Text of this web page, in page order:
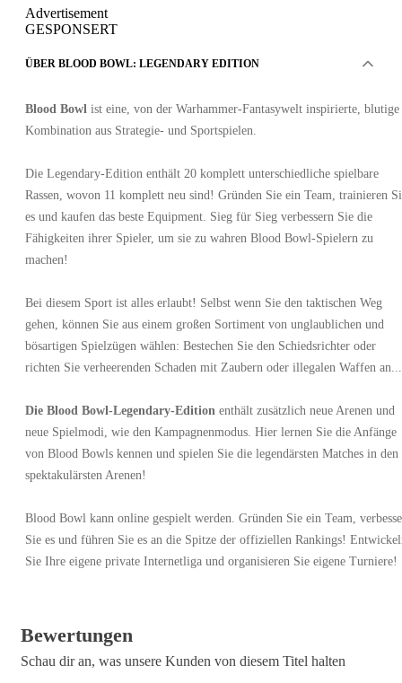
Advertisement
GESPONSERT
ÜBER BLOOD BOWL: LEGENDARY EDITION
Blood Bowl ist eine, von der Warhammer-Fantasywelt inspirierte, blutige
Kombination aus Strategie- und Sportspielen.
Die Legendary-Edition enthält 20 komplett unterschiedliche spielbare
Rassen, wovon 11 komplett neu sind! Gründen Sie ein Team, trainieren
es und kaufen das beste Equipment. Sieg für Sieg verbessern Sie die
Fähigkeiten ihrer Spieler, um sie zu wahren Blood Bowl-Spielern zu
machen!
Bei diesem Sport ist alles erlaubt! Selbst wenn Sie den taktischen Weg
gehen, können Sie aus einem großen Sortiment von unglaublichen und
bösartigen Spielzügen wählen: Bestechen Sie den Schiedsrichter oder
richten Sie verheerenden Schaden mit Zaubern oder illegalen Waffen an...
Die Blood Bowl-Legendary-Edition enthält zusätzlich neue Arenen und
neue Spielmodi, wie den Kampagnenmodus. Hier lernen Sie die Anfänge
von Blood Bowls kennen und spielen Sie die legendärsten Matches in den
spektakulärsten Arenen!
Blood Bowl kann online gespielt werden. Gründen Sie ein Team,
Sie es und führen Sie es an die Spitze der offiziellen Rankings!
Sie Ihre eigene private Internetliga und organisieren Sie eigene Turniere!
Bewertungen
Schau dir an, was unsere Kunden von diesem Titel halten